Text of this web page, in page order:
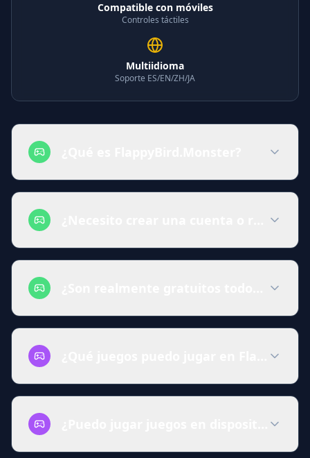
Compatible con móviles
Controles táctiles
Multiidioma
Soporte ES/EN/ZH/JA
¿Necesito crear una cuenta o
¿Son realmente gratuitos todos los
¿Qué juegos puedo jugar en
¿Puedo jugar juegos en dispositivos